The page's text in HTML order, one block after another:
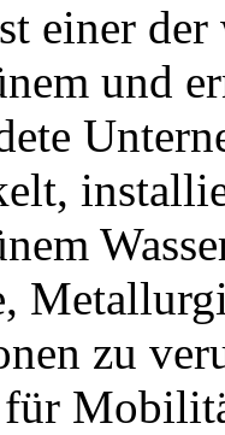
einer
und
zu